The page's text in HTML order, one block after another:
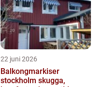
22 juni 2026
Balkongmarkiser
stockholm skugga,